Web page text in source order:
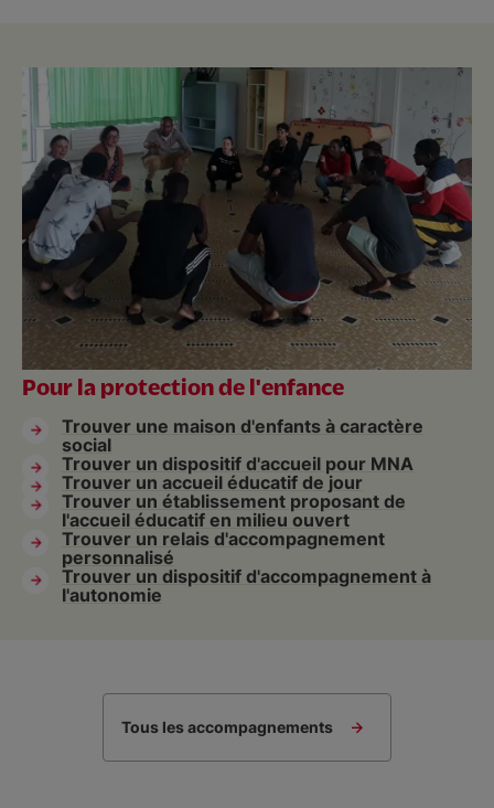
Pour la protection de l'enfance
Trouver une maison d'enfants à caractère
social
Trouver un dispositif d'accueil pour MNA
Trouver un accueil éducatif de jour
Trouver un établissement proposant de
l'accueil éducatif en milieu ouvert
Trouver un relais d'accompagnement
personnalisé
Trouver un dispositif d'accompagnement à
l'autonomie
Tous les accompagnements